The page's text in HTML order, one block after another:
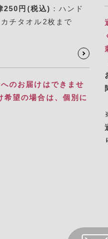
250円(税込) ：ハンド
チタオル2枚まで
のお届けはできませ
希望の場合は、個別に